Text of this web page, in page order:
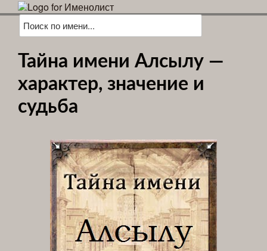
Тайна имени Алсылу —
характер, значение и
судьба